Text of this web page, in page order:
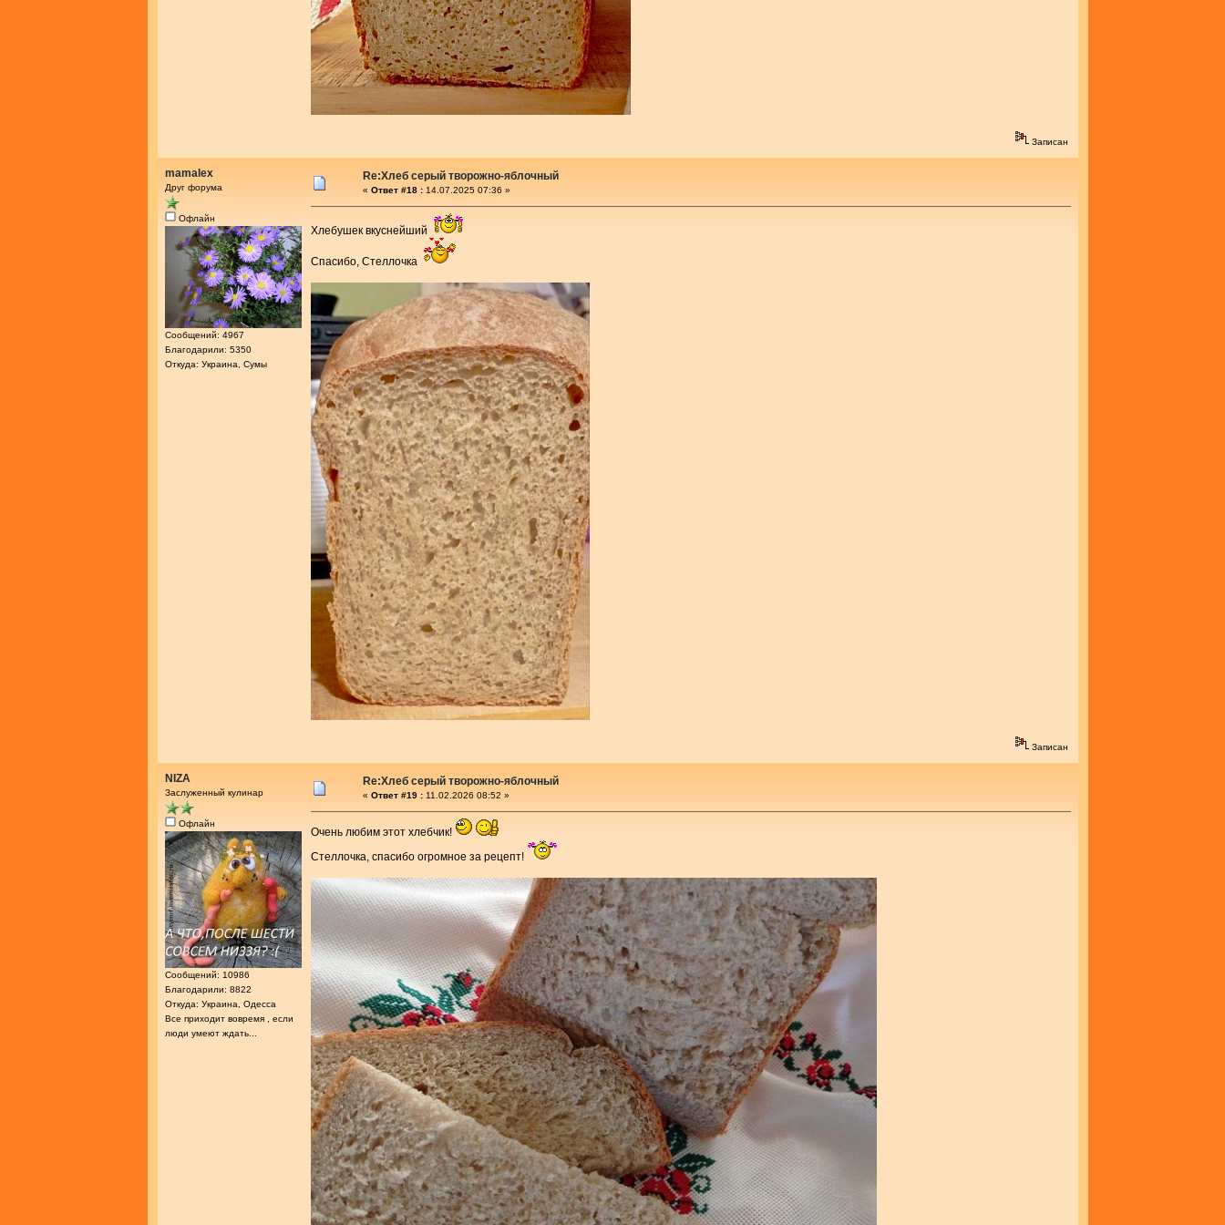
Записан
mamalex
Друг форума
Офлайн
Сообщений: 4967
Благодарили: 5350
Откуда: Украина, Сумы
Re:Хлеб серый творожно-яблочный
« Ответ #18 : 14.07.2025 07:36 »
Хлебушек вкуснейший
Спасибо, Стеллочка
Записан
NIZA
Заслуженный кулинар
Офлайн
Сообщений: 10986
Благодарили: 8822
Откуда: Украина, Одесса
Все приходит вовремя , если
люди умеют ждать...
Re:Хлеб серый творожно-яблочный
« Ответ #19 : 11.02.2026 08:52 »
Очень любим этот хлебчик!
Стеллочка, спасибо огромное за рецепт!